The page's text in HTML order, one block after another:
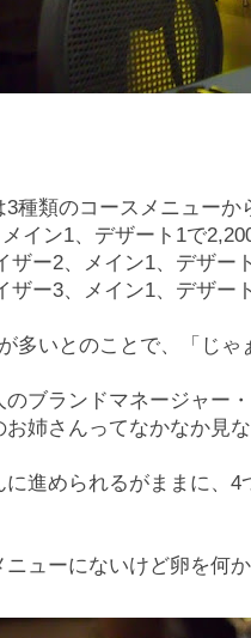
種類のコースメニューか
イン1、デザート1で
ザー2、メイン1、デザー
ザー3、メイン1、デザー
多いとのことで、「じゃ
のブランドマネージャー
お姉さんってなかなか見
に進められるがままに、4
ニューにないけど卵を何